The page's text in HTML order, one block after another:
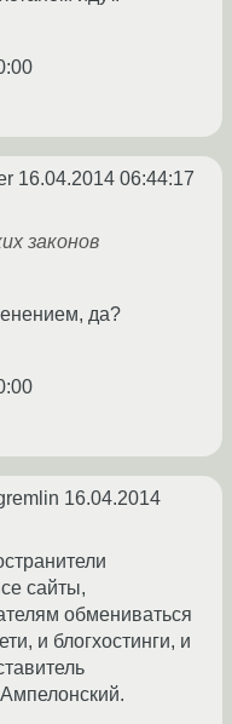
16.04.2014 06:44:17
законов
да?
16.04.2014
сайты,
обмениваться
и блогхостинги, и